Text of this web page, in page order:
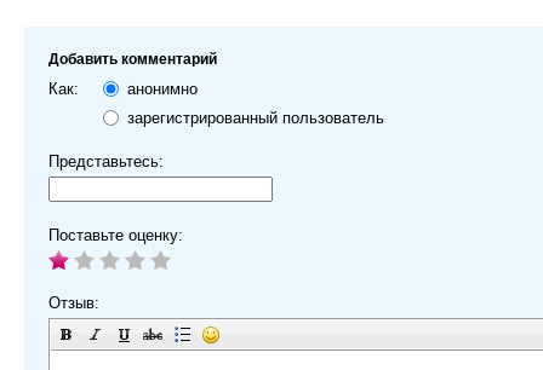
Добавить комментарий
Как:
анонимно
зарегистрированный пользователь
Представьтесь:
Поставьте оценку:
Отзыв: